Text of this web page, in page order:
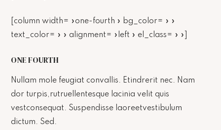
[column width= »one-fourth » bg_color= » »
text_color= » » alignment= »left » el_class= » »]
ONE FOURTH
Nullam mole feugiat convallis. Etindrerit nec. Nam
dor turpis,rutruellentesque lacinia velit quis
vestconsequat. Suspendisse laoreetvestibulum
dictum. Sed.